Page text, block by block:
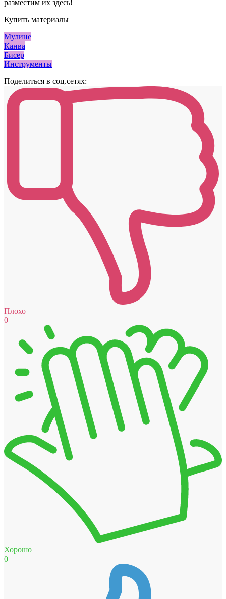
разместим их здесь!
Купить материалы
Мулине
Канва
Бисер
Инструменты
Поделиться в соц.сетях:
Плохо
0
Хорошо
0